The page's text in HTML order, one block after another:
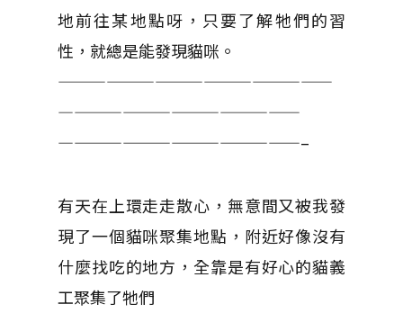
地前往某地點呀，只要了解牠們的習
性，就總是能發現貓咪。
—————————————————
———————————————
———————————————–
有天在上環走走散心，無意間又被我發
現了一個貓咪聚集地點，附近好像沒有
什麼找吃的地方，全靠是有好心的貓義
工聚集了牠們